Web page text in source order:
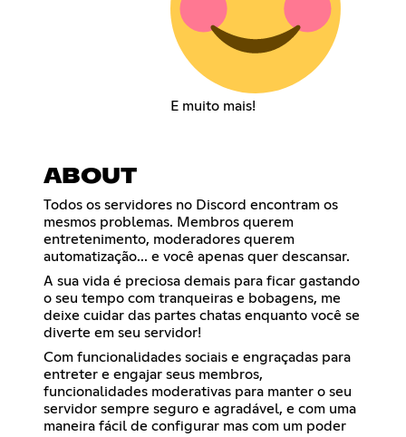
E muito mais!
ABOUT
Todos os servidores no Discord encontram os
mesmos problemas. Membros querem
entretenimento, moderadores querem
automatização... e você apenas quer descansar.
A sua vida é preciosa demais para ficar gastando
o seu tempo com tranqueiras e bobagens, me
deixe cuidar das partes chatas enquanto você se
diverte em seu servidor!
Com funcionalidades sociais e engraçadas para
entreter e engajar seus membros,
funcionalidades moderativas para manter o seu
servidor sempre seguro e agradável, e com uma
maneira fácil de configurar mas com um poder